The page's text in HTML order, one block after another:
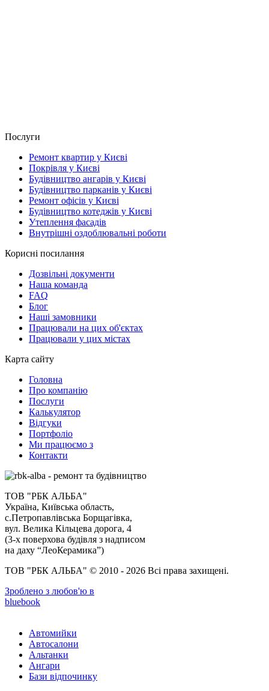
Послуги
Ремонт квартир у Києві
Покрівля у Києві
Будівництво ангарів у Києві
Будівництво парканів у Києві
Ремонт офісів у Києві
Будівництво котеджів у Києві
Утеплення фасадів
Внутрішні оздоблювальні роботи
Корисні посилання
Дозвільні документи
Наша команда
FAQ
Блог
Наші замовники
Працювали на цих об'єктах
Працювали у цих містах
Карта сайту
Головна
Про компанію
Послуги
Калькулятор
Відгуки
Портфоліо
Ми працюємо з
Контакти
ТОВ "РБК АЛЬБА"
Україна, Київська область,
с.Петропавлівська Борщагівка,
вул. Велика Кільцева дорога, 4
(3-х поверхова будівля з надписом
на даху “ЛеоКерамика”)
ТОВ "РБК АЛЬБА" © 2010 - 2026 Всі права захищені.
Зроблено з любов'ю в
bluebook
Автомийки
Автосалони
Альтанки
Ангари
Бази відпочинку